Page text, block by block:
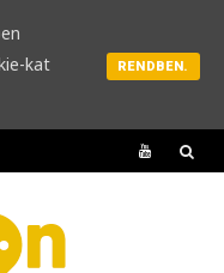
Y
kat
RENDBEN.